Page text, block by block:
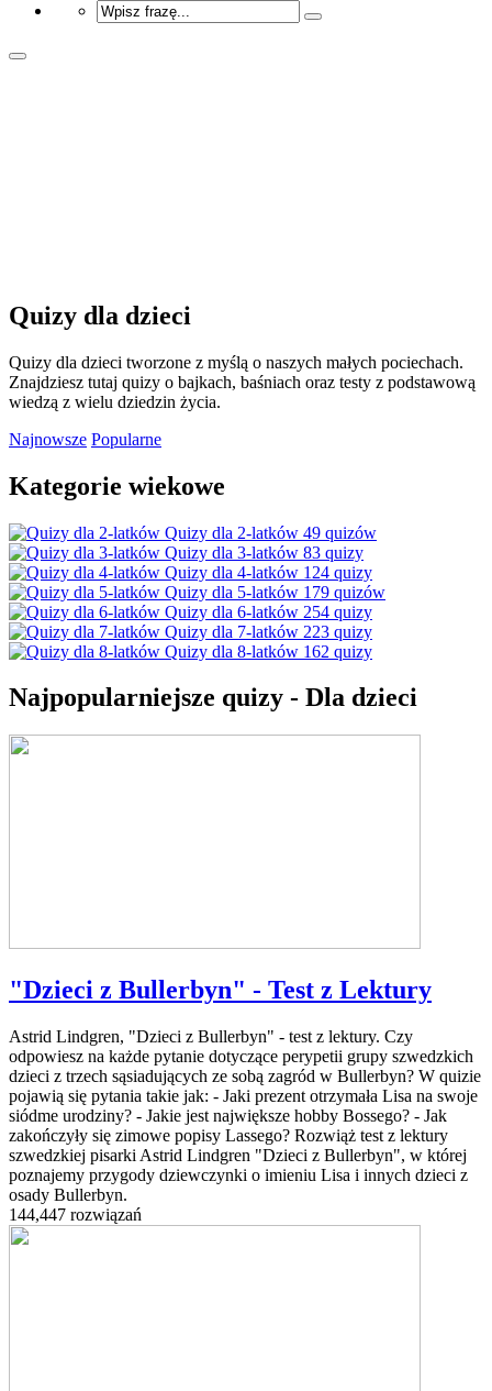
Quizy dla dzieci
Quizy dla dzieci tworzone z myślą o naszych małych pociechach.
Znajdziesz tutaj quizy o bajkach, baśniach oraz testy z podstawową
wiedzą z wielu dziedzin życia.
Najnowsze Popularne
Kategorie wiekowe
Quizy dla 2-latków 49 quizów
Quizy dla 3-latków 83 quizy
Quizy dla 4-latków 124 quizy
Quizy dla 5-latków 179 quizów
Quizy dla 6-latków 254 quizy
Quizy dla 7-latków 223 quizy
Quizy dla 8-latków 162 quizy
Najpopularniejsze quizy - Dla dzieci
"Dzieci z Bullerbyn" - Test z Lektury
Astrid Lindgren, "Dzieci z Bullerbyn" - test z lektury. Czy
odpowiesz na każde pytanie dotyczące perypetii grupy szwedzkich
dzieci z trzech sąsiadujących ze sobą zagród w Bullerbyn? W quizie
pojawią się pytania takie jak: - Jaki prezent otrzymała Lisa na swoje
siódme urodziny? - Jakie jest największe hobby Bossego? - Jak
zakończyły się zimowe popisy Lassego? Rozwiąż test z lektury
szwedzkiej pisarki Astrid Lindgren "Dzieci z Bullerbyn", w której
poznajemy przygody dziewczynki o imieniu Lisa i innych dzieci z
osady Bullerbyn.
144,447 rozwiązań